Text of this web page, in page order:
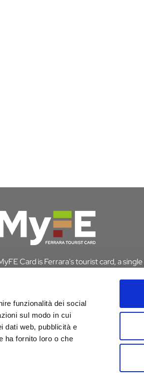
funzionalità dei social
sul modo in cui
dati web, pubblicità e
ha fornito loro o che
Card is Ferrara's tourist card, a
in Ferrara, you are exempt from the tourist
DISCOVER MYFE CARD